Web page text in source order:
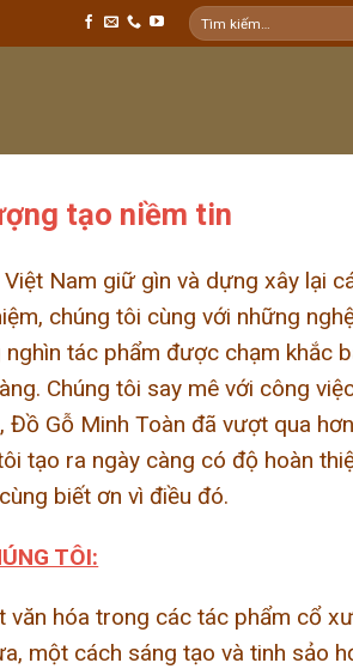
Tìm
kiếm:
tạo niềm tin
Nam giữ gìn và dựng xây lại
chúng tôi cùng với những
tác phẩm được chạm khắc
Chúng tôi say mê với công
Gỗ Minh Toàn đã vượt qua
tạo ra ngày càng có độ hoàn
biết ơn vì điều đó.
TÔI:
hóa trong các tác phẩm cổ
một cách sáng tạo và tinh sảo